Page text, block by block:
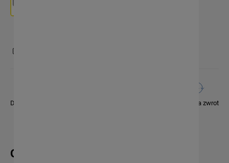
Dobre ceny 14 dni na zwrot
OPIS